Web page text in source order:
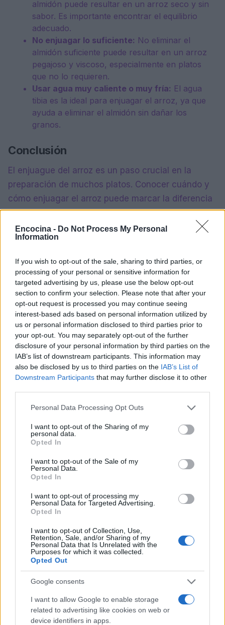
Encocina - Do Not Process My Personal
Information
If you wish to opt-out of the sale, sharing to third parties, or
processing of your personal or sensitive information for
targeted advertising by us, please use the below opt-out
section to confirm your selection. Please note that after your
opt-out request is processed you may continue seeing
interest-based ads based on personal information utilized by
us or personal information disclosed to third parties prior to
your opt-out. You may separately opt-out of the further
disclosure of your personal information by third parties on the
IAB’s list of downstream participants. This information may
also be disclosed by us to third parties on the IAB’s List of
Downstream Participants that may further disclose it to other
Please note that this website/app uses one or more Google
not limited to your visit or usage behaviour. You may click to
grant or deny consent to Google and its third-party tags to
use your data for below specified purposes in below Google
consent section.
Personal Data Processing Opt Outs
I want to opt-out of the Sharing of my
personal data.
Opted In
I want to opt-out of the Sale of my
Personal Data.
Opted In
I want to opt-out of processing my
Personal Data for Targeted Advertising.
Opted In
I want to opt-out of Collection, Use,
Retention, Sale, and/or Sharing of my
Personal Data that Is Unrelated with the
Purposes for which it was collected.
Opted Out
Google consents
I want to allow Google to enable storage
related to advertising like cookies on web or
device identifiers in apps.
almidón puede resultar en un arroz seco y sin
sabor. Es importante encontrar el equilibrio
adecuado.
No enjuagar lo suficiente: No eliminar el
almidón suficiente puede resultar en un arroz
pegajoso y viscoso, especialmente en platos
que no lo requieren.
Usar agua muy caliente o muy fría: El agua
tibia es la ideal para enjuagar el arroz, ya que
ayuda a eliminar el almidón sin dañar los
granos.
Conclusión
El enjuague del arroz es un paso crucial en la
preparación de muchos platos. Conocer cuándo y
cómo enjuagar el arroz puede marcar la diferencia
entre un plato mediocre y uno excepcional. Al
seguir las pautas adecuadas para cada tipo de
arroz y receta, se puede lograr la textura perfecta
AUTOR
Diego Romero
Diego Romero trabajó en cocinas de Madrid y
Sevilla durante quince años antes de pasar al
periodismo gastronómico. Especializado en
recetas tradicionales reinterpretadas.
Sigue leyendo